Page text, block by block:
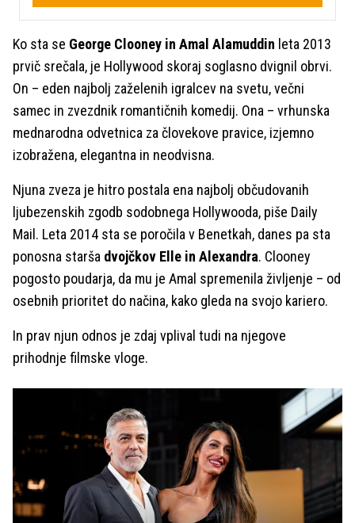
Ko sta se George Clooney in Amal Alamuddin leta 2013
prvič srečala, je Hollywood skoraj soglasno dvignil obrvi.
On – eden najbolj zaželenih igralcev na svetu, večni
samec in zvezdnik romantičnih komedij. Ona – vrhunska
mednarodna odvetnica za človekove pravice, izjemno
izobražena, elegantna in neodvisna.
Njuna zveza je hitro postala ena najbolj občudovanih
ljubezenskih zgodb sodobnega Hollywooda, piše Daily
Mail. Leta 2014 sta se poročila v Benetkah, danes pa sta
ponosna starša dvojčkov Elle in Alexandra. Clooney
pogosto poudarja, da mu je Amal spremenila življenje – od
osebnih prioritet do načina, kako gleda na svojo kariero.
In prav njun odnos je zdaj vplival tudi na njegove
prihodnje filmske vloge.